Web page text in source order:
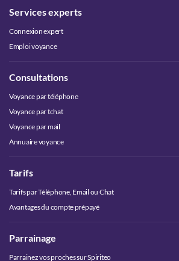
Services experts
Connexion expert
Emploi voyance
Consultations
Voyance par téléphone
Voyance par tchat
Voyance par mail
Annuaire voyance
Tarifs
Tarifs par Téléphone, Email ou Chat
Avantages du compte prépayé
Parrainage
Parrainez vos proches sur Spiriteo